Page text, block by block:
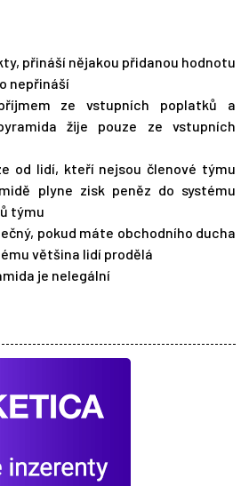
přináší nějakou přidanou hodnotu
nepřináší
ze vstupních poplatků a
žije pouze ze vstupních
od lidí, kteří nejsou členové týmu
plyne zisk peněz do systému
týmu
pokud máte obchodního ducha
většina lidí prodělá
je nelegální